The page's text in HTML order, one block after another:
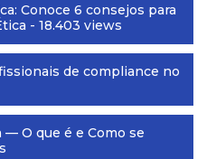
Conoce 6 consejos para
- 18.403 views
de compliance no
O que é e Como se